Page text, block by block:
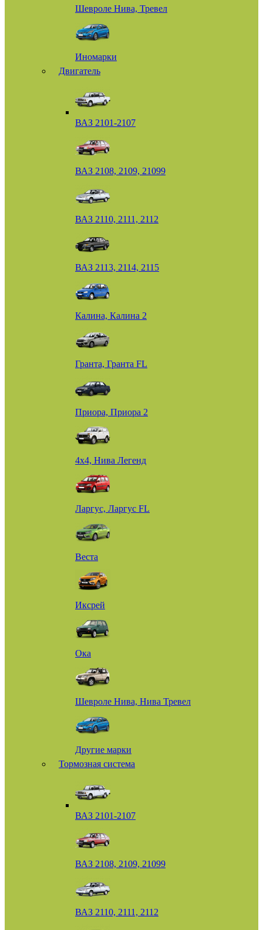
Шевроле Нива, Тревел
Иномарки
Двигатель
ВАЗ 2101-2107
ВАЗ 2108, 2109, 21099
ВАЗ 2110, 2111, 2112
ВАЗ 2113, 2114, 2115
Калина, Калина 2
Гранта, Гранта FL
Приора, Приора 2
4х4, Нива Легенд
Ларгус, Ларгус FL
Веста
Иксрей
Ока
Шевроле Нива, Нива Тревел
Другие марки
Тормозная система
ВАЗ 2101-2107
ВАЗ 2108, 2109, 21099
ВАЗ 2110, 2111, 2112